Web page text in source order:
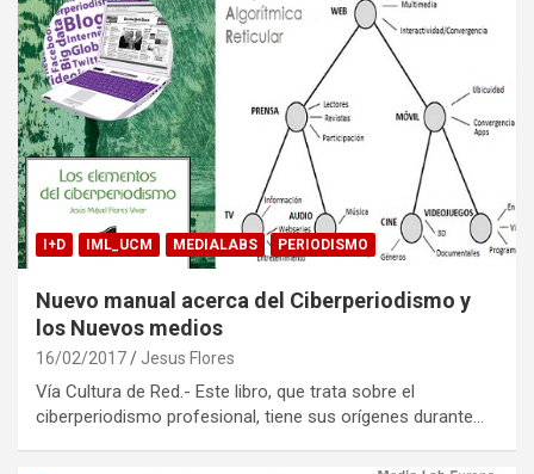
I+D IML_UCM MEDIALABS PERIODISMO
Nuevo manual acerca del Ciberperiodismo y
los Nuevos medios
16/02/2017 Jesus Flores
Vía Cultura de Red.- Este libro, que trata sobre el
ciberperiodismo profesional, tiene sus orígenes durante…